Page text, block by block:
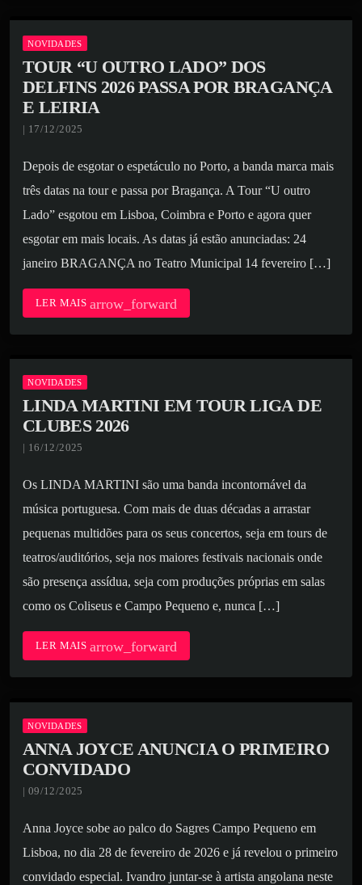
NOVIDADES
TOUR “U OUTRO LADO” DOS
DELFINS 2026 PASSA POR BRAGANÇA
E LEIRIA
| 17/12/2025
Depois de esgotar o espetáculo no Porto, a banda marca mais
três datas na tour e passa por Bragança. A Tour “U outro
Lado” esgotou em Lisboa, Coimbra e Porto e agora quer
esgotar em mais locais. As datas já estão anunciadas: 24
janeiro BRAGANÇA no Teatro Municipal 14 fevereiro […]
LER MAIS arrow_forward
NOVIDADES
LINDA MARTINI EM TOUR LIGA DE
CLUBES 2026
| 16/12/2025
Os LINDA MARTINI são uma banda incontornável da
música portuguesa. Com mais de duas décadas a arrastar
pequenas multidões para os seus concertos, seja em tours de
teatros/auditórios, seja nos maiores festivais nacionais onde
são presença assídua, seja com produções próprias em salas
como os Coliseus e Campo Pequeno e, nunca […]
LER MAIS arrow_forward
NOVIDADES
ANNA JOYCE ANUNCIA O PRIMEIRO
CONVIDADO
| 09/12/2025
Anna Joyce sobe ao palco do Sagres Campo Pequeno em
Lisboa, no dia 28 de fevereiro de 2026 e já revelou o primeiro
convidado especial. Ivandro juntar-se à artista angolana neste